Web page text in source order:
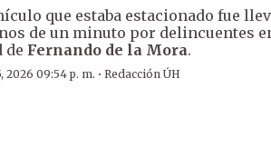
que estaba estacionado fue
de un minuto por delincuentes
de Fernando de la Mora.
2026 09:54 p. m. ·Redacción ÚH